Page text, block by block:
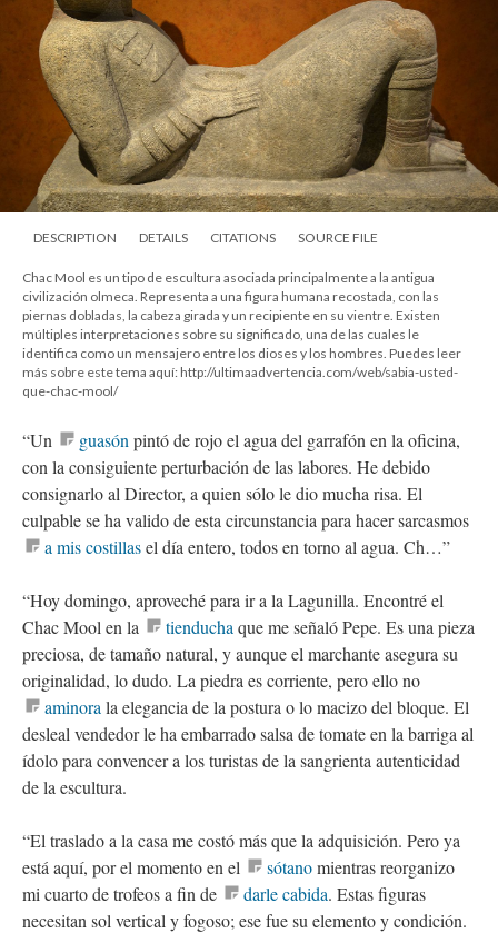
DESCRIPTION DETAILS CITATIONS SOURCE FILE
Chac Mool es un tipo de escultura asociada principalmente a la antigua
civilización olmeca. Representa a una figura humana recostada, con las
piernas dobladas, la cabeza girada y un recipiente en su vientre. Existen
múltiples interpretaciones sobre su significado, una de las cuales le
identifica como un mensajero entre los dioses y los hombres. Puedes leer
más sobre este tema aquí: http://ultimaadvertencia.com/web/sabia-usted-
que-chac-mool/
“Un guasón pintó de rojo el agua del garrafón en la oficina,
con la consiguiente perturbación de las labores. He debido
consignarlo al Director, a quien sólo le dio mucha risa. El
culpable se ha valido de esta circunstancia para hacer sarcasmos
a mis costillasel día entero, todos en torno al agua. Ch…”
“Hoy domingo, aproveché para ir a la Lagunilla. Encontré el
Chac Mool en la
tienducha que me señaló Pepe. Es una pieza
preciosa, de tamaño natural, y aunque el marchante asegura su
originalidad, lo dudo. La piedra es corriente, pero ello no
aminora la elegancia de la postura o lo macizo del bloque. El
desleal vendedor le ha embarrado salsa de tomate en la barriga al
ídolo para convencer a los turistas de la sangrienta autenticidad
de la escultura.
“El traslado a la casa me costó más que la adquisición. Pero ya
está aquí, por el momento en el
sótanomientras reorganizo
mi cuarto de trofeos a fin de
darle cabida. Estas figuras
necesitan sol vertical y fogoso; ese fue su elemento y condición.